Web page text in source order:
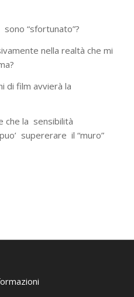
“sfortunato”?
nella realtà che mi
di film avvierà la
che la sensibilità
supererare il “muro”